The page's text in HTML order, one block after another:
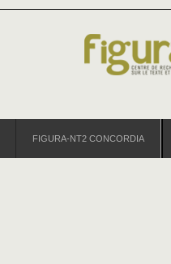
FIGURA-NT2 CONCORDIA